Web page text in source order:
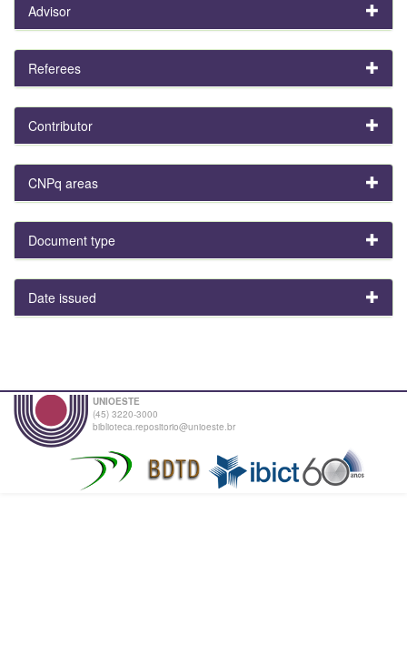
Advisor
Referees
Contributor
CNPq areas
Document type
Date issued
UNIOESTE
(45) 3220-3000
biblioteca.repositorio@unioeste.br